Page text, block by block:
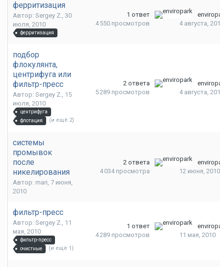
ферритизация
Автор: Sergey Z., 30
июля, 2010
ферритизация
1 ответ
4 550 просмотров
4 августа,
подбор
флокулянта,
центрифуга или
фильтр-пресс
Автор: Sergey Z., 15
июля, 2010
центрифуга
флотация
(и ещё 2)
2 ответа
5 289 просмотров
4 августа,
системы
промывок
после
никелирования
Автор: mari, 7 июня,
2010
2 ответа
4 034 просмотра
12 июня, 2010
фильтр-пресс
Автор: Sergey Z., 11
мая, 2010
фильтр-пресс
очистные
(и ещё 1)
1 ответ
4 289 просмотров
11 мая, 2010